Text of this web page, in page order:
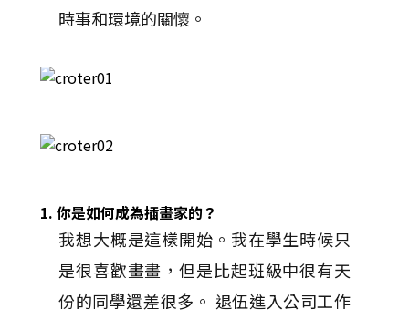
時事和環境的關懷。
1. 你是如何成為插畫家的？
我想大概是這樣開始。我在學生時候只
是很喜歡畫畫，但是比起班級中很有天
份的同學還差很多。 退伍進入公司工作